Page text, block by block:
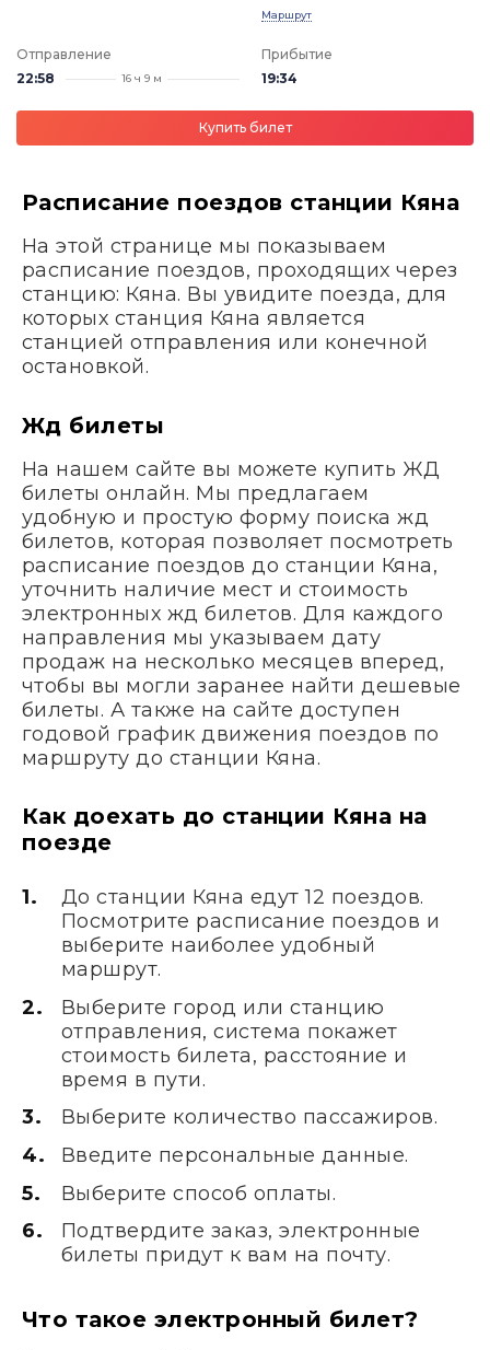
Маршрут
Отправление
22:58
16 ч 9 м
Прибытие
19:34
Купить билет
Расписание поездов станции Кяна
На этой странице мы показываем
расписание поездов, проходящих через
станцию: Кяна. Вы увидите поезда, для
которых станция Кяна является
станцией отправления или конечной
остановкой.
Жд билеты
На нашем сайте вы можете купить ЖД
билеты онлайн. Мы предлагаем
удобную и простую форму поиска жд
билетов, которая позволяет посмотреть
расписание поездов до станции Кяна,
уточнить наличие мест и стоимость
электронных жд билетов. Для каждого
направления мы указываем дату
продаж на несколько месяцев вперед,
чтобы вы могли заранее найти дешевые
билеты. А также на сайте доступен
годовой график движения поездов по
маршруту до станции Кяна.
Как доехать до станции Кяна на
поезде
До станции Кяна едут 12 поездов.
Посмотрите расписание поездов и
выберите наиболее удобный
маршрут.
Выберите город или станцию
отправления, система покажет
стоимость билета, расстояние и
время в пути.
Выберите количество пассажиров.
Введите персональные данные.
Выберите способ оплаты.
Подтвердите заказ, электронные
билеты придут к вам на почту.
Что такое электронный билет?